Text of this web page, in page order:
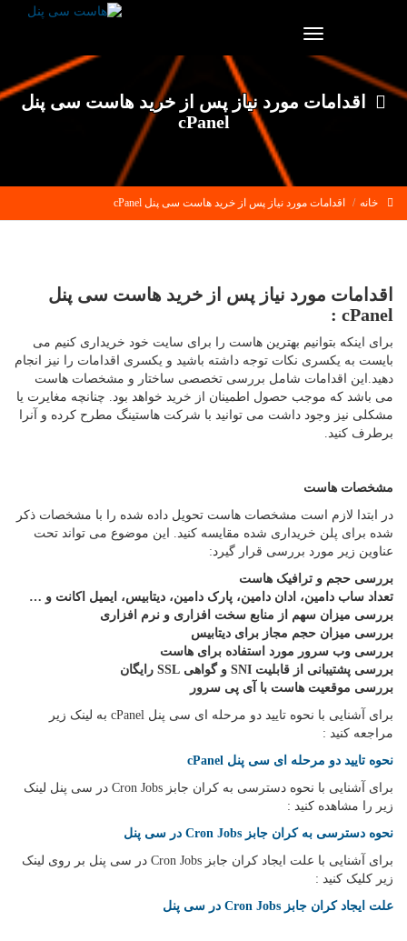
Toggle
navigation
اقدامات مورد نیاز پس از خرید هاست سی پنل
cPanel
خانه اقدامات مورد نیاز پس از خرید هاست سی پنل cPanel
اقدامات مورد نیاز پس از خرید هاست سی پنل
cPanel :
برای اینکه بتوانیم بهترین هاست را برای سایت خود خریداری کنیم می
بایست به یکسری نکات توجه داشته باشید و یکسری اقدامات را نیز انجام
دهید.این اقدامات شامل بررسی تخصصی ساختار و مشخصات هاست
می باشد که موجب حصول اطمینان از خرید خواهد بود. چنانچه مغایرت یا
مشکلی نیز وجود داشت می توانید با شرکت هاستینگ مطرح کرده و آنرا
برطرف کنید.
مشخصات هاست
در ابتدا لازم است مشخصات هاست تحویل داده شده را با مشخصات ذکر
شده برای پلن خریداری شده مقایسه کنید. این موضوع می تواند تحت
عناوین زیر مورد بررسی قرار گیرد:
بررسی حجم و ترافیک هاست
تعداد ساب دامین، ادان دامین، پارک دامین، دیتابیس، ایمیل اکانت و …
بررسی میزان سهم از منابع سخت افزاری و نرم افزاری
بررسی میزان حجم مجاز برای دیتابیس
بررسی وب سرور مورد استفاده برای هاست
بررسی پشتیبانی از قابلیت
و گواهی
رایگان
بررسی موقعیت هاست با آی پی سرور
برای آشنایی با نحوه تایید دو مرحله ای سی پنل cPanel به لینک زیر
مراجعه کنید :
نحوه تایید دو مرحله ای سی پنل cPanel
برای آشنایی با نحوه دسترسی به کران جابز Cron Jobs در سی پنل لینک
زیر را مشاهده کنید :
نحوه دسترسی به کران جابز Cron Jobs در سی پنل
برای آشنایی با علت ایجاد کران جابز Cron Jobs در سی پنل بر روی لینک
زیر کلیک کنید :
علت ایجاد کران جابز
در سی پنل